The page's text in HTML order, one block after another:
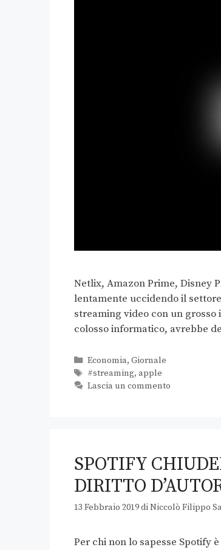
Netlix, Amazon Prime, Disney
lentamente uccidendo il
streaming video con un
colosso informatico, avrebbe
Economia, Giornale
#streaming, apple
Lascia un commento
SPOTIFY
DIRITTO
13 Febbraio 2019diNiccolò Filippo
Per chi non lo sapesse Spotify